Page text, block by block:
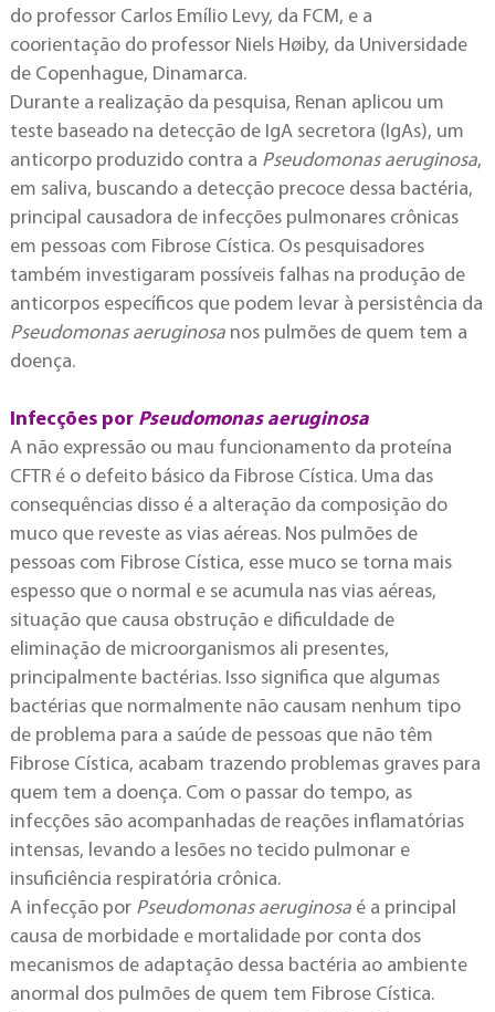
do professor Carlos Emílio Levy, da FCM, e a
coorientação do professor Niels Høiby, da Universidade
de Copenhague, Dinamarca.
Durante a realização da pesquisa, Renan aplicou um
teste baseado na detecção de IgA secretora (IgAs), um
anticorpo produzido contra a Pseudomonas aeruginosa,
em saliva, buscando a detecção precoce dessa bactéria,
principal causadora de infecções pulmonares crônicas
em pessoas com Fibrose Cística. Os pesquisadores
também investigaram possíveis falhas na produção de
anticorpos específicos que podem levar à persistência da
Pseudomonas aeruginosanos pulmões de quem tem a
doença.
Infecções por Pseudomonas aeruginosa
A não expressão ou mau funcionamento da proteína
CFTR é o defeito básico da Fibrose Cística. Uma das
consequências disso é a alteração da composição do
muco que reveste as vias aéreas. Nos pulmões de
pessoas com Fibrose Cística, esse muco se torna mais
espesso que o normal e se acumula nas vias aéreas,
situação que causa obstrução e dificuldade de
eliminação de microorganismos ali presentes,
principalmente bactérias. Isso significa que algumas
bactérias que normalmente não causam nenhum tipo
de problema para a saúde de pessoas que não têm
Fibrose Cística, acabam trazendo problemas graves para
quem tem a doença. Com o passar do tempo, as
infecções são acompanhadas de reações inflamatórias
intensas, levando a lesões no tecido pulmonar e
insuficiência respiratória crônica.
A infecção por Pseudomonas aeruginosaé a principal
causa de morbidade e mortalidade por conta dos
mecanismos de adaptação dessa bactéria ao ambiente
anormal dos pulmões de quem tem Fibrose Cística.